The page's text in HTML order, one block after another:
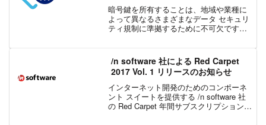
暗号鍵を所有することは、地域や業種に
よって異なるさまざまなデータ セキュリ
ティ規制に準拠するために不可欠です。
ありますが、組織にとっては依然として
とても重要なことです。...
/n software 社による Red Carpet
2017 Vol. 1 リリースのお知らせ
インターネット開発のためのコンポーネ
ント スイートを提供する /n software 社
の Red Carpet 年間サブスクリプションが